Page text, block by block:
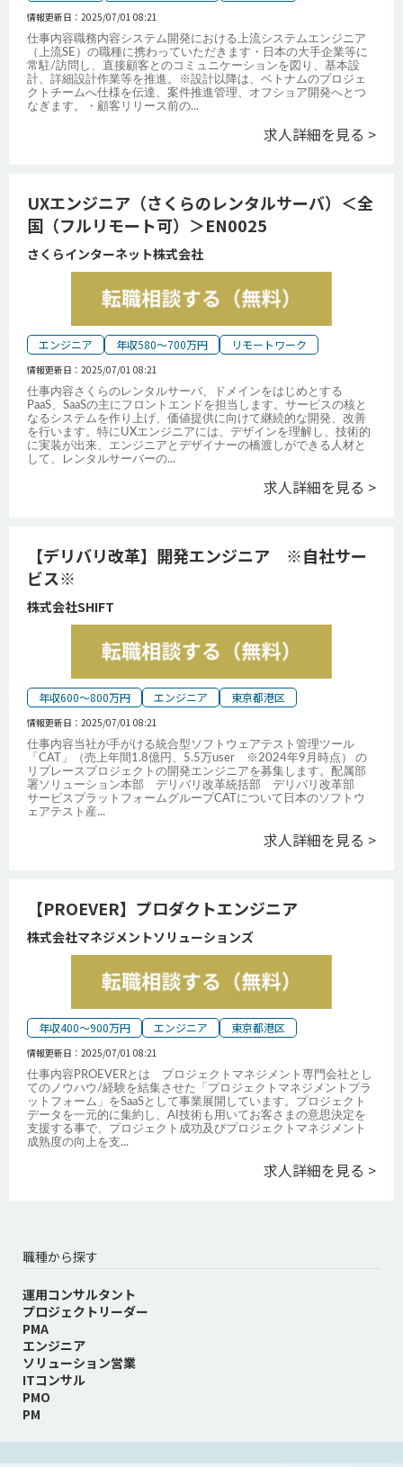
情報更新日： 2025/07/01 08:21
仕事内容職務内容システム開発における上流システムエンジニア
（上流SE）の職種に携わっていただきます・日本の大手企業等に
常駐/訪問し、直接顧客とのコミュニケーションを図り、基本設
計、詳細設計作業等を推進。※設計以降は、ベトナムのプロジェ
クトチームへ仕様を伝達、案件推進管理、オフショア開発へとつ
なぎます。・顧客リリース前の...
求人詳細を見る >
UXエンジニア（さくらのレンタルサーバ）＜全
国（フルリモート可）＞EN0025
さくらインターネット株式会社
エンジニア 年収580～700万円 リモートワーク
情報更新日： 2025/07/01 08:21
仕事内容さくらのレンタルサーバ、ドメインをはじめとする
PaaS、SaaSの主にフロントエンドを担当します。サービスの核と
なるシステムを作り上げ、価値提供に向けて継続的な開発、改善
を行います。特にUXエンジニアには、デザインを理解し、技術的
に実装が出来、エンジニアとデザイナーの橋渡しができる人材と
して、レンタルサーバーの...
求人詳細を見る >
【デリバリ改革】開発エンジニア ※自社サー
ビス※
株式会社SHIFT
年収600～800万円 エンジニア 東京都港区
情報更新日： 2025/07/01 08:21
仕事内容当社が手がける統合型ソフトウェアテスト管理ツール
「CAT」（売上年間1.8億円、5.5万user ※2024年9月時点） の
リプレースプロジェクトの開発エンジニアを募集します。配属部
署ソリューション本部 デリバリ改革統括部 デリバリ改革部
サービスプラットフォームグループCATについて日本のソフトウ
ェアテスト産...
求人詳細を見る >
【PROEVER】プロダクトエンジニア
株式会社マネジメントソリューションズ
年収400～900万円 エンジニア 東京都港区
情報更新日： 2025/07/01 08:21
仕事内容PROEVERとは プロジェクトマネジメント専門会社とし
てのノウハウ/経験を結集させた「プロジェクトマネジメントプラ
ットフォーム」をSaaSとして事業展開しています。プロジェクト
データを一元的に集約し、AI技術も用いてお客さまの意思決定を
支援する事で、プロジェクト成功及びプロジェクトマネジメント
成熟度の向上を支...
求人詳細を見る >
職種から探す
運用コンサルタント
プロジェクトリーダー
PMA
エンジニア
ソリューション営業
ITコンサル
PMO
PM